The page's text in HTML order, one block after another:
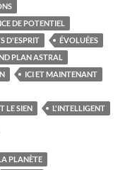
DE POTENTIEL
D'ESPRIT
ÉVOLUÉES
PLAN ASTRAL
ICI ET MAINTENANT
LE SIEN
L'INTELLIGENT
PLANÈTE